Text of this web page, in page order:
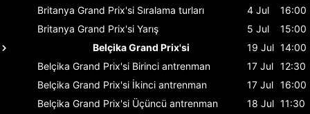
Britanya Grand Prix'si Sıralama turları 4 Jul
16:00
Britanya Grand Prix'si Yarış 5 Jul
15:00
Belçika Grand Prix'si
19 Jul 14:00
Belçika Grand Prix'si Birinci antrenman 17 Jul 12:30
Belçika Grand Prix'si İkinci antrenman 17 Jul 16:00
Belçika Grand Prix'si Üçüncü antrenman 18 Jul 11:30